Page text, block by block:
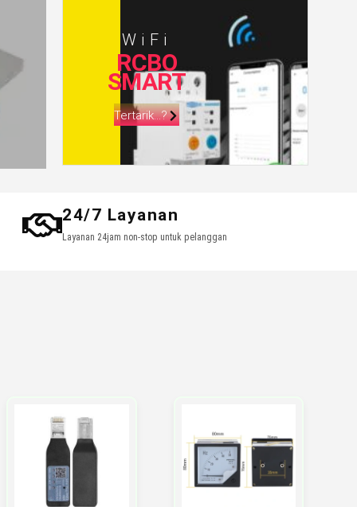
WiFi
RCBO
SMART
Tertarik...?
24/7 Layanan
Layanan 24jam non-stop untuk pelanggan